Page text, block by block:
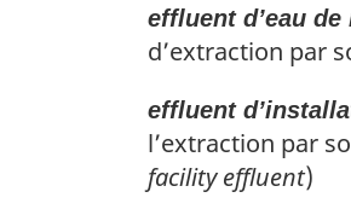
effluent d’eau de
d’extraction par
effluent
l’extraction par
facility effluent)